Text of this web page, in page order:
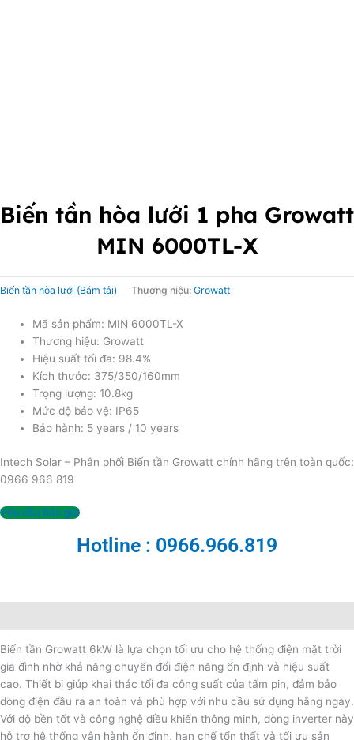
Biến tần hòa lưới 1 pha Growatt
MIN 6000TL-X
Biến tần hòa lưới (Bám tải) Thương hiệu: Growatt
Mã sản phẩm: MIN 6000TL-X
Thương hiệu: Growatt
Hiệu suất tối đa: 98.4%
Kích thước: 375/350/160mm
Trọng lượng: 10.8kg
Mức độ bảo vệ: IP65
Bảo hành: 5 years / 10 years
Intech Solar – Phân phối Biến tần Growatt chính hãng trên toàn quốc:
0966 966 819
Yêu cầu báo giá
Hotline : 0966.966.819
Biến tần Growatt 6kW là lựa chọn tối ưu cho hệ thống điện mặt trời
gia đình nhờ khả năng chuyển đổi điện năng ổn định và hiệu suất
cao. Thiết bị giúp khai thác tối đa công suất của tấm pin, đảm bảo
dòng điện đầu ra an toàn và phù hợp với nhu cầu sử dụng hằng ngày.
Với độ bền tốt và công nghệ điều khiển thông minh, dòng inverter này
hỗ trợ hệ thống vận hành ổn định, hạn chế tổn thất và tối ưu sản